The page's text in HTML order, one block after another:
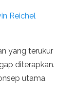
Reichel
yang terukur
diterapkan.
utama